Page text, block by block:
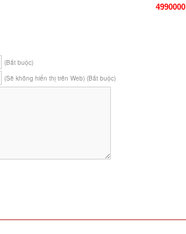
4990000
(Bắt buộc)
(Sẽ không hiển thị trên Web) (Bắt buộc)